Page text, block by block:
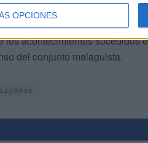
OPCIONES
jueves el Juez Disciplinario
acontecimientos sucedidos
del conjunto malaguista.